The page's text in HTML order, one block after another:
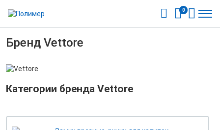
0
Бренд Vettore
Категории бренда Vettore